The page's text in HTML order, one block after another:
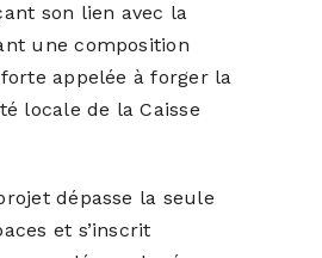
son lien avec la
une composition
appelée à forger la
locale de la Caisse
dépasse la seule
et s’inscrit